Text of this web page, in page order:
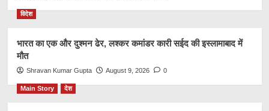
विदेश
भारत का एक और दुश्मन ढेर, लश्कर कमांडर कारी सईद की इस्लामाबाद में
मौत
Shravan Kumar Gupta August 9, 2026 0
Main Story देश